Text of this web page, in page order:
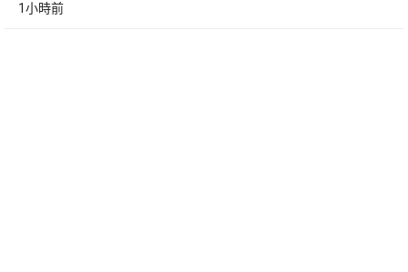
1小時前